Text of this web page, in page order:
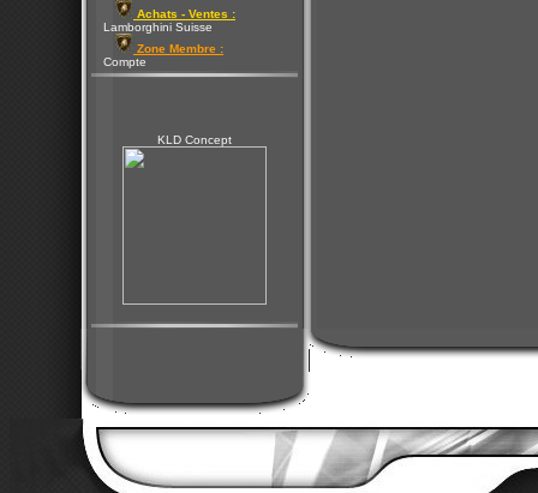
Achats - Ventes :
Lamborghini Suisse
Zone Membre :
Compte
KLD Concept